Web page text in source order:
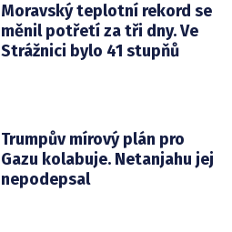
Moravský teplotní rekord se
měnil potřetí za tři dny. Ve
Strážnici bylo 41 stupňů
Trumpův mírový plán pro
Gazu kolabuje. Netanjahu jej
nepodepsal